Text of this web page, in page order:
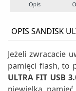
Opis
OPIS SANDISK
Jeżeli zwracacie
pamięci flash, to
ULTRA FIT USB